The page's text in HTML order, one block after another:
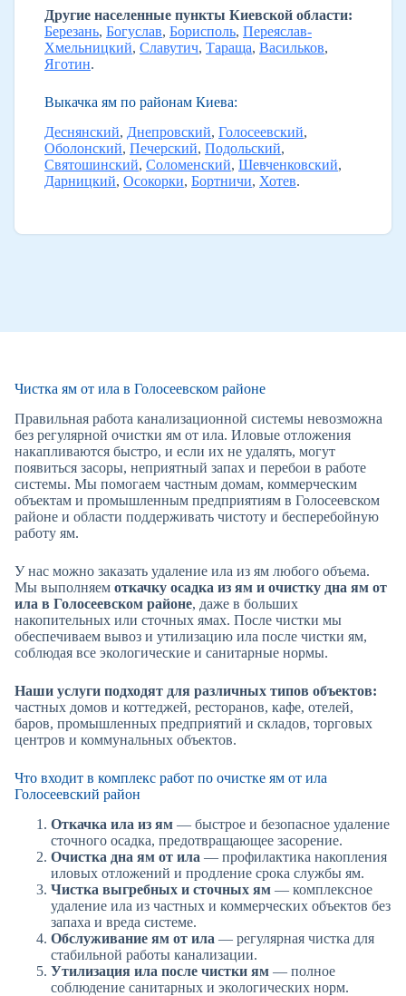
Другие населенные пункты Киевской области:
Березань, Богуслав, Борисполь, Переяслав-
Хмельницкий, Славутич, Тараща, Васильков,
Яготин.
Выкачка ям по районам Киева:
Деснянский, Днепровский, Голосеевский,
Оболонский, Печерский, Подольский,
Святошинский, Соломенский, Шевченковский,
Дарницкий, Осокорки, Бортничи, Хотев.
Чистка ям от ила в Голосеевском районе
Правильная работа канализационной системы невозможна
без регулярной очистки ям от ила. Иловые отложения
накапливаются быстро, и если их не удалять, могут
появиться засоры, неприятный запах и перебои в работе
системы. Мы помогаем частным домам, коммерческим
объектам и промышленным предприятиям в Голосеевском
районе и области поддерживать чистоту и бесперебойную
работу ям.
У нас можно заказать удаление ила из ям любого объема.
Мы выполняем откачку осадка из ям и очистку дна ям от
ила в Голосеевском районе, даже в больших
накопительных или сточных ямах. После чистки мы
обеспечиваем вывоз и утилизацию ила после чистки ям,
соблюдая все экологические и санитарные нормы.
Наши услуги подходят для различных типов объектов:
частных домов и коттеджей, ресторанов, кафе, отелей,
баров, промышленных предприятий и складов, торговых
центров и коммунальных объектов.
Что входит в комплекс работ по очистке ям от ила
Голосеевский район
Откачка ила из ям — быстрое и безопасное удаление
сточного осадка, предотвращающее засорение.
Очистка дна ям от ила — профилактика накопления
иловых отложений и продление срока службы ям.
Чистка выгребных и сточных ям — комплексное
удаление ила из частных и коммерческих объектов без
запаха и вреда системе.
Обслуживание ям от ила — регулярная чистка для
стабильной работы канализации.
Утилизация ила после чистки ям — полное
соблюдение санитарных и экологических норм.